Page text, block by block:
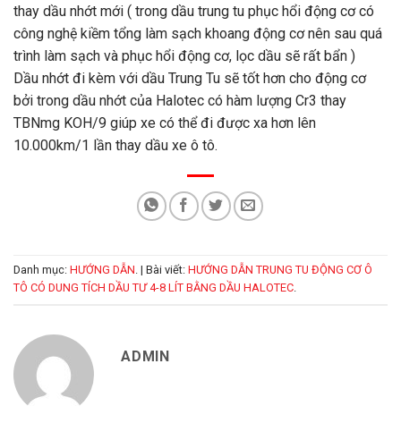
thay dầu nhớt mới ( trong dầu trung tu phục hổi động cơ có
công nghệ kiềm tổng làm sạch khoang động cơ nên sau quá
trình làm sạch và phục hổi động cơ, lọc dầu sẽ rất bẩn )
Dầu nhớt đi kèm với dầu Trung Tu sẽ tốt hơn cho động cơ
bởi trong dầu nhớt của Halotec có hàm lượng Cr3 thay
TBNmg KOH/9 giúp xe có thể đi được xa hơn lên
10.000km/1 lần thay dầu xe ô tô.
Danh mục: HƯỚNG DẪN . | Bài viết: HƯỚNG DẪN TRUNG TU ĐỘNG CƠ Ô
TÔ CÓ DUNG TÍCH DẦU TƯ 4-8 LÍT BẰNG DẦU HALOTEC
ADMIN